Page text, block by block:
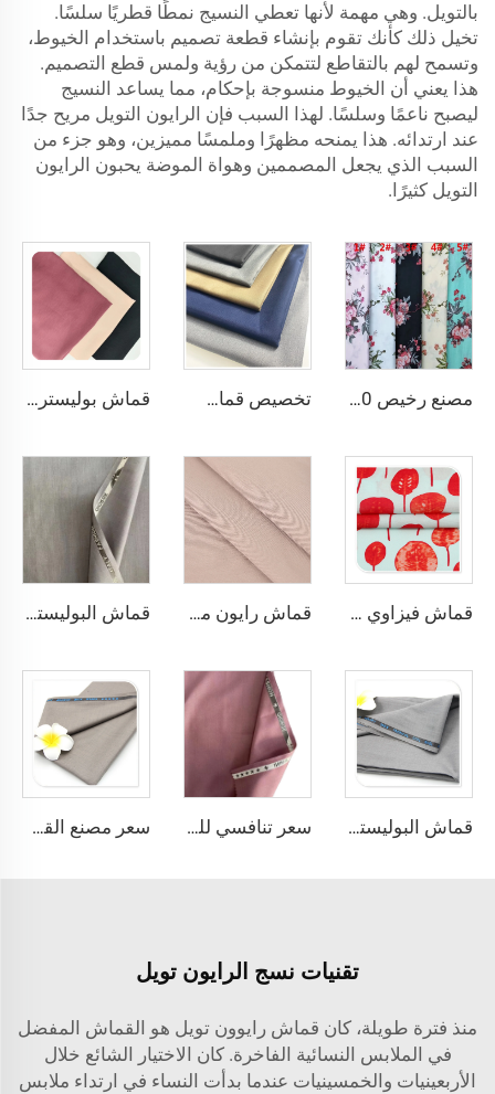
بالتويل. وهي مهمة لأنها تعطي النسيج نمطًا قطريًا سلسًا.
تخيل ذلك كأنك تقوم بإنشاء قطعة تصميم باستخدام الخيوط،
وتسمح لهم بالتقاطع لتتمكن من رؤية ولمس قطع التصميم.
هذا يعني أن الخيوط منسوجة بإحكام، مما يساعد النسيج
ليصبح ناعمًا وسلسًا. لهذا السبب فإن الرايون التويل مريح جدًا
عند ارتدائه. هذا يمنحه مظهرًا وملمسًا مميزين، وهو جزء من
السبب الذي يجعل المصممين وهواة الموضة يحبون الرايون
التويل كثيرًا.
مصنع رخيص 100% رايون مطبوع لملابس النساء الرايون الطباعي تخصيص قماش البدلات بنسبة 20% فيزاوس و80% بوليستر، قماش البوليستر والرايون TR Toyobo المخصص للبدلات قماش بوليستر 100٪ بحجم 180D kain CEY Airflow Crepe Crinkle Rayon مخصص لملابس النساء
قماش فيزاوي مطبوع بنقوش زهرية صباغة عادية للقمصان والفساتين مصنوع من البوليستر بنسبة 100% قماش رايون منسوج 65 بوليستر 35 فيسكوز مدمج قماش زي موحد TR قماش بنطلونات رجالية وقمصان قماش البوليستر والرايون ذو التويست المزدوج 80% بوليستر و20% فسكوز 420g/m القماش tr مناسب للرجال
قماش البوليستر والرايون ذو التويست المزدوج 80% بوليستر و20% فسكوز 270g/m القماش tr مناسب للرجال سعر تنافسي للقماش tr 80% بوليستر و20% رايون مناسب لملابس الرجال والقمصان سعر مصنع القماش tr80/20 80 بوليستر و20 رايون مناسب للرجال
تقنيات نسج الرايون تويل
منذ فترة طويلة، كان قماش رايوون تويل هو القماش المفضل
في الملابس النسائية الفاخرة. كان الاختيار الشائع خلال
الأربعينيات والخمسينيات عندما بدأت النساء في ارتداء ملابس